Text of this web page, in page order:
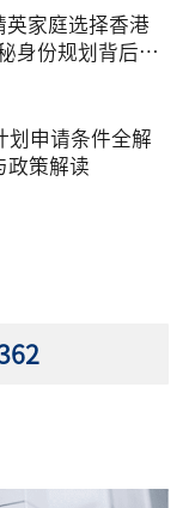
英家庭选择香港
身份规划背后的
划申请条件全解
政策解读